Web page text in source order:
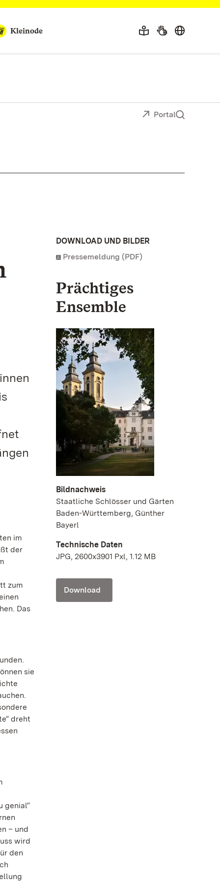
Kleinode
Portal
im
der
zum
Das
sie
dreht
genial“
– und
wird
den
DOWNLOAD UND BILDER
Pressemeldung (PDF)
Prächtiges
Ensemble
Bildnachweis
Staatliche Schlösser und Gärten
Baden-Württemberg, Günther
Bayerl
Technische Daten
JPG, 2600x3901 Pxl, 1.12 MB
Download